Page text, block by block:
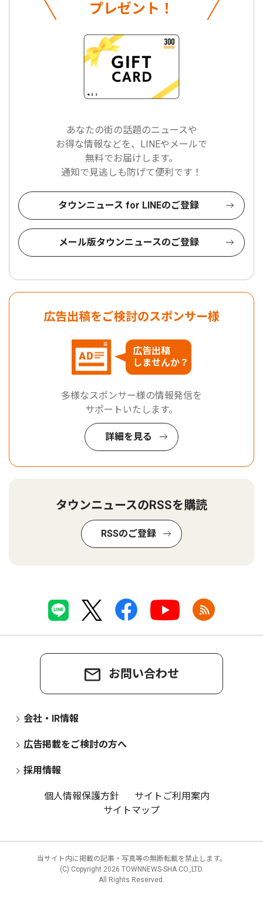
プレゼント！
あなたの街の話題のニュースや
お得な情報などを、LINEやメールで
無料でお届けします。
通知で見逃しも防げて便利です！
タウンニュース for LINEのご登録
メール版タウンニュースのご登録
広告出稿をご検討のスポンサー様
広告出稿
しませんか？
多様なスポンサー様の情報発信を
サポートいたします。
詳細を見る
タウンニュースのRSSを購読
RSSのご登録
お問い合わせ
会社・IR情報
広告掲載をご検討の方へ
採用情報
個人情報保護方針
サイトご利用案内
サイトマップ
当サイト内に掲載の記事・写真等の無断転載を禁止します。
(C) Copyright 2026 TOWNNEWS-SHA CO.,LTD.
All Rights Reserved.